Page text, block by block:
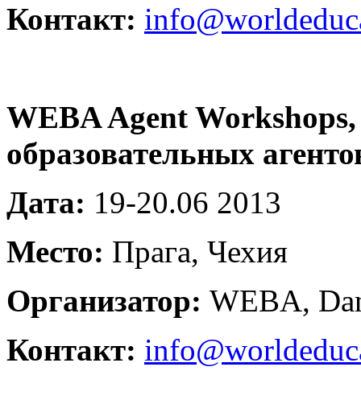
Контакт:
WEBA Agent
образовательных
Дата: 19-20.06 2013
Место: Прага, Чехия
Организатор: WEBA,
Контакт: